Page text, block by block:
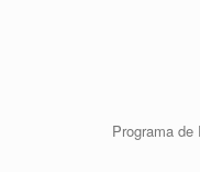
Programa de